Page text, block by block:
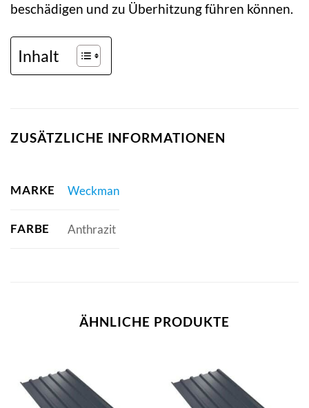
beschädigen und zu Überhitzung führen können.
Inhalt
ZUSÄTZLICHE INFORMATIONEN
MARKE Weckman
FARBE Anthrazit
ÄHNLICHE PRODUKTE